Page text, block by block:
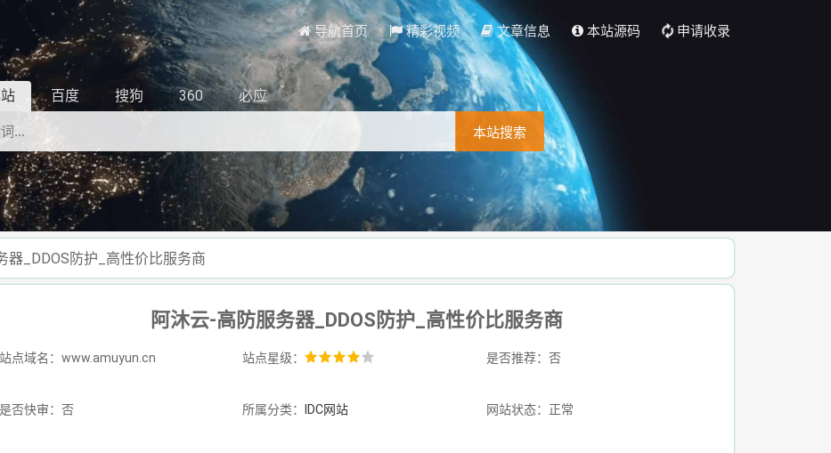
导航首页 精彩视频 文章信息 本站源码 申请收录
百度 搜狗 360 必应
本站搜索
器_DDOS防护_高性价比服务商
阿沐云-高防服务器_DDOS防护_高性价比服务商
站点域名：www.amuyun.cn 站点星级： 是否推荐：否
是否快审：否 所属分类： IDC网站 网站状态：正常